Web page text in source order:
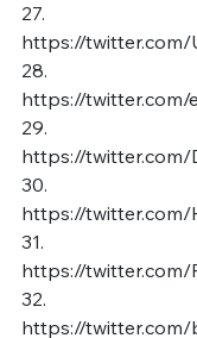
27.
https://twitter.com/
28.
https://twitter.com/
29.
https://twitter.com/
30.
https://twitter.com/
31.
https://twitter.com/
32.
https://twitter.com/